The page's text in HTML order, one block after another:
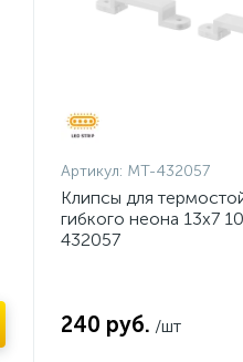
Артикул: MT-432057
Клипсы для
гибкого неона 13х7
432057
240 руб. /шт